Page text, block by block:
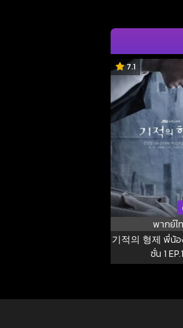
7.1
พากย์ไ
기적의 형제 พี่น้
ซั่น 1